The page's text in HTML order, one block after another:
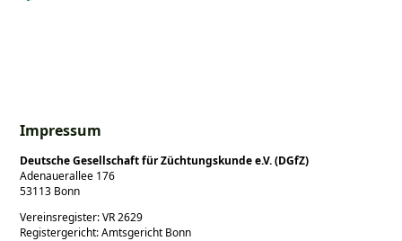
Impressum
Deutsche Gesellschaft für Züchtungskunde e.V. (DGfZ)
Adenauerallee 176
53113 Bonn
Vereinsregister: VR 2629
Registergericht: Amtsgericht Bonn